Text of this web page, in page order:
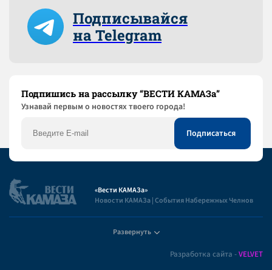
Подписывайся
на Telegram
Подпишись на рассылку “ВЕСТИ КАМАЗа”
Узнaвай первым о новостях твоего города!
«Вести КАМАЗа»
Новости КАМАЗа | События Набережных Челнов
Развернуть
Разработка сайта -VELVET